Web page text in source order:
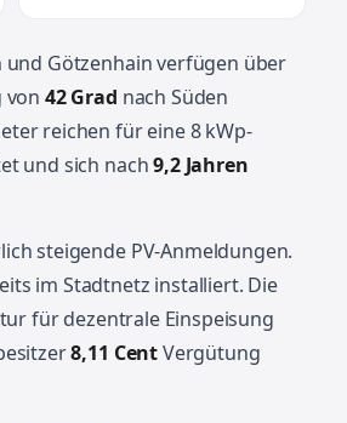
und Götzenhain verfügen über
von 42 Grad nach Süden
reichen für eine 8 kWp-
und sich nach9,2 Jahren
steigende PV-Anmeldungen.
im Stadtnetz installiert. Die
für dezentrale Einspeisung
8,11 CentVergütung